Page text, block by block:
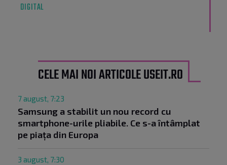
DIGITAL
CELE MAI NOI ARTICOLE USEIT.RO
7 august, 7:23
Samsung a stabilit un nou record cu
smartphone-urile pliabile. Ce s-a întâmplat
pe piața din Europa
3 august, 7:30